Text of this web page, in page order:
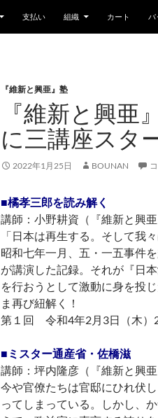
支払い 組織 カート バ
『維新と興亜』塾
『維新と興亜
に三講座スタ
2022年1月25日 BOUNAN
■橘孝三郎を読み解く
講師：小野耕資（『維新と興亜
「日本は再生する。そして我
昭和七年一月、五・一五事件
が講演した記録。それが『日
を行おうとして激動に身を投
ま再び紐解く！
第１回 令和4年2月3日（木）
■ミスター通産省・佐橋滋
講師：坪内隆彦（『維新と興亜
今や官僚たちは官邸にひれ伏
ってしまっている。しかし、